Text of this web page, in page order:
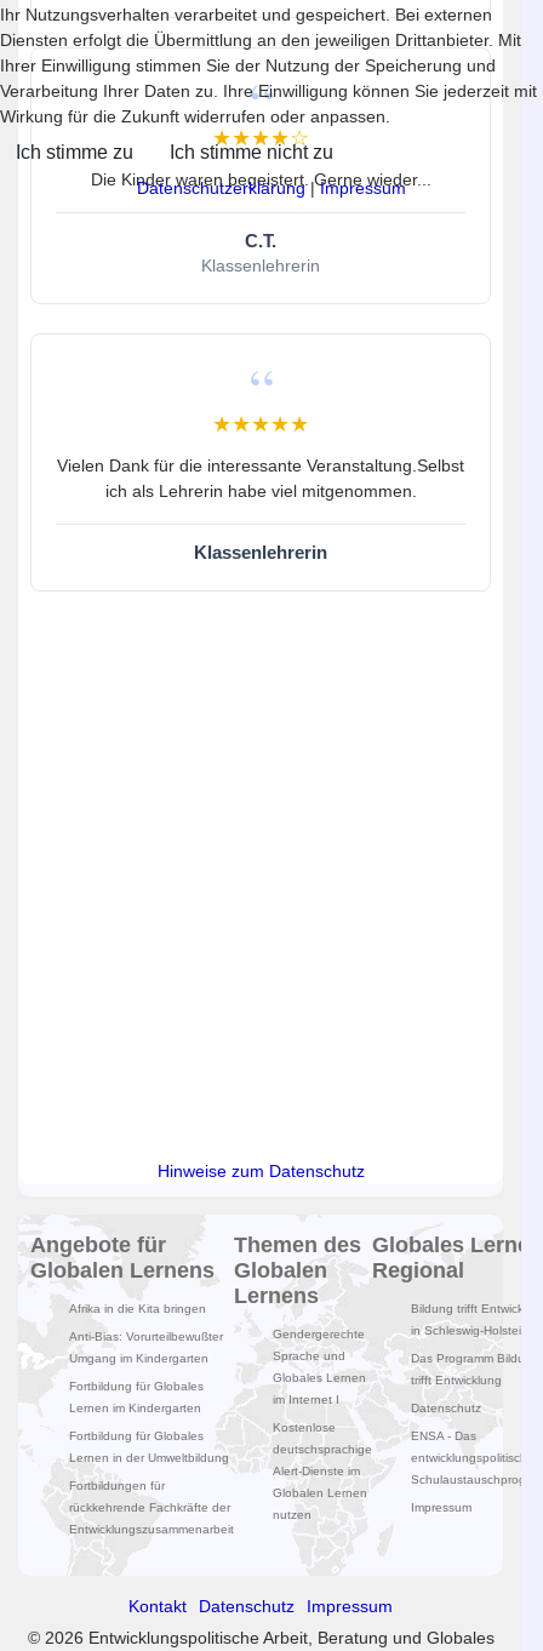
★★★★☆
Die Kinder waren begeistert. Gerne wieder...
C.T.
Klassenlehrerin
★★★★★
Vielen Dank für die interessante Veranstaltung.Selbst
ich als Lehrerin habe viel mitgenommen.
Klassenlehrerin
Hinweise zum Datenschutz
Angebote für
Globalen Lernens
Afrika in die Kita bringen
Anti-Bias: Vorurteilbewußter
Umgang im Kindergarten
Fortbildung für Globales
Lernen im Kindergarten
Fortbildung für Globales
Lernen in der Umweltbildung
Fortbildungen für
rückkehrende Fachkräfte der
Entwicklungszusammenarbeit
Themen des
Globalen
Lernens
Gendergerechte
Sprache und
Globales Lernen
im Internet I
Kostenlose
deutschsprachige
Alert-Dienste im
Globalen Lernen
nutzen
Globales Lernen
Regional
Bildung trifft
in Schleswig-Holstein
Das Programm Bildung
trifft Entwicklung
Datenschutz
ENSA - Das
entwicklungspolitische
Impressum
Kontakt Datenschutz
Impressum
© 2026 Entwicklungspolitische Arbeit, Beratung und Globales
Ihr Nutzungsverhalten verarbeitet und gespeichert. Bei externen
Diensten erfolgt die Übermittlung an den jeweiligen Drittanbieter. Mit
Ihrer Einwilligung stimmen Sie der Nutzung der Speicherung und
Verarbeitung Ihrer Daten zu. Ihre Einwilligung können Sie jederzeit mit
Wirkung für die Zukunft widerrufen oder anpassen.
Ich stimme zu Ich stimme nicht zu
Datenschutzerklärung|Impressum